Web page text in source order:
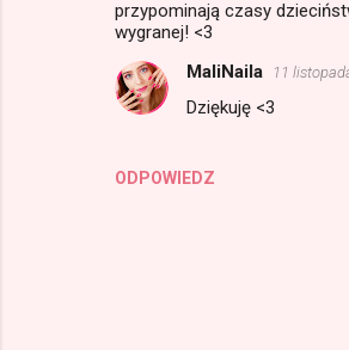
przypominają czasy
wygranej! <3
ODPOWIEDZ
MaliNaila 11
Dziękuję <3